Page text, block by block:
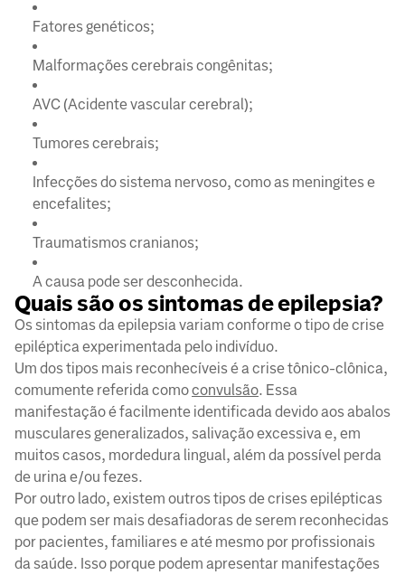
Fatores genéticos;
Malformações cerebrais congênitas;
AVC (Acidente vascular cerebral);
Tumores cerebrais;
Infecções do sistema nervoso, como as meningites e
encefalites;
Traumatismos cranianos;
A causa pode ser desconhecida.
Quais são os sintomas de epilepsia?
Os sintomas da epilepsia variam conforme o tipo de crise
epiléptica experimentada pelo indivíduo.
Um dos tipos mais reconhecíveis é a crise tônico-clônica,
comumente referida comoconvulsão. Essa
manifestação é facilmente identificada devido aos abalos
musculares generalizados, salivação excessiva e, em
muitos casos, mordedura lingual, além da possível perda
de urina e/ou fezes.
Por outro lado, existem outros tipos de crises epilépticas
que podem ser mais desafiadoras de serem reconhecidas
por pacientes, familiares e até mesmo por profissionais
da saúde. Isso porque podem apresentar manifestações